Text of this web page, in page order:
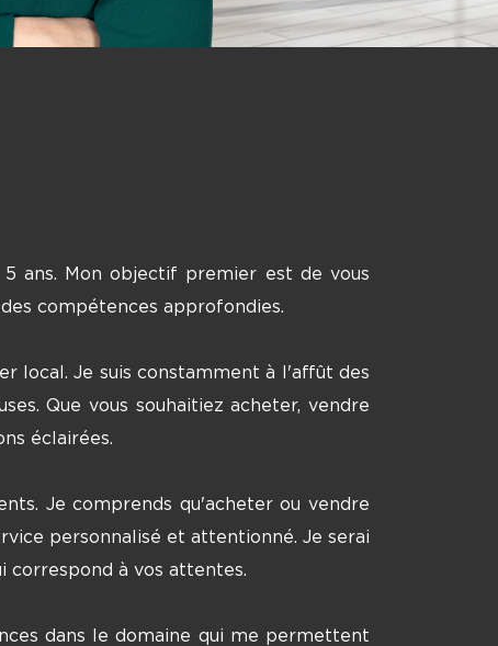
ans. Mon objectif premier est de vous
compétences approfondies.
local. Je suis constamment à l'affût des
Que vous souhaitiez acheter, vendre
éclairées.
Je comprends qu'acheter ou vendre
personnalisé et attentionné. Je serai
correspond à vos attentes.
dans le domaine qui me permettent